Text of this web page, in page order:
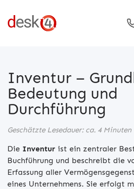
Inventur –
Bedeutung und
Durchführung
Geschätzte Lesedauer: ca. 4 Minuten
Die Inventur ist ein zentraler
Buchführung und beschreibt die
Erfassung aller
eines Unternehmens. Sie erfolgt